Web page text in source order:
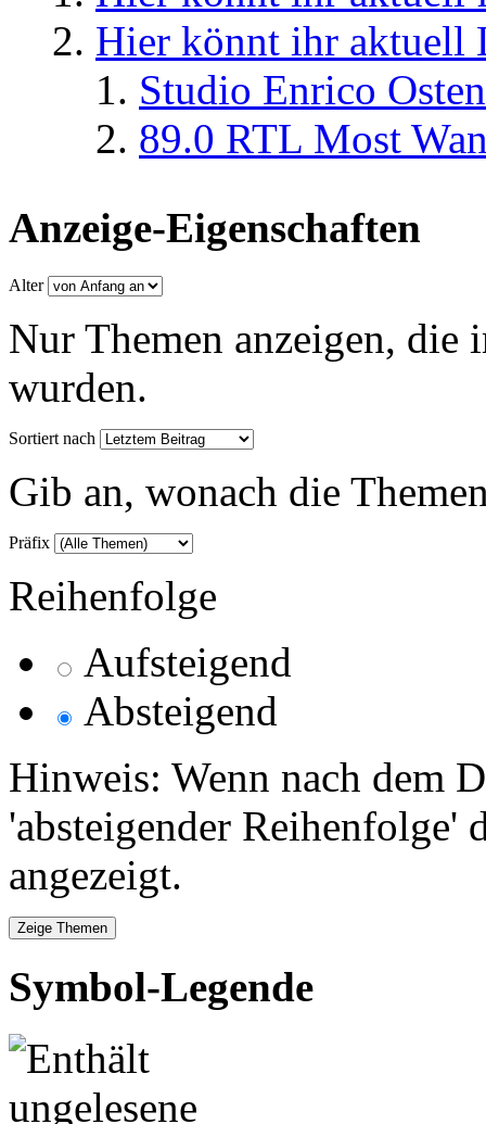
Hier könnt ihr aktuell
Studio Enrico
89.0 RTL Most
Anzeige-Eigenschaften
Alter
Nur Themen anzeigen, die
wurden.
Sortiert nach
Gib an, wonach die
Präfix
Reihenfolge
Aufsteigend
Absteigend
Hinweis: Wenn nach dem
'absteigender Reihenfolge'
angezeigt.
Symbol-Legende